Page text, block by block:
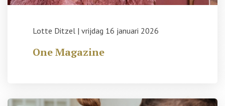
Lotte Ditzel | vrijdag 16 januari 2026
One Magazine